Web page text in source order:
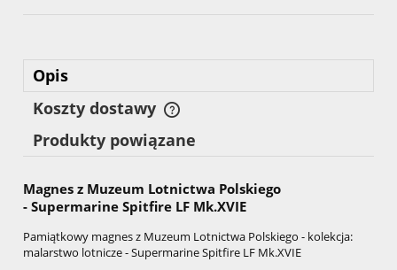
Opis
Koszty dostawy
Cena nie zawiera ewentualnych kosztów płatności
Produkty powiązane
Magnes z Muzeum Lotnictwa Polskiego
- Supermarine Spitfire LF Mk.XVIE
Pamiątkowy magnes z Muzeum Lotnictwa Polskiego - kolekcja:
malarstwo lotnicze -Supermarine Spitfire LF Mk.XVIE